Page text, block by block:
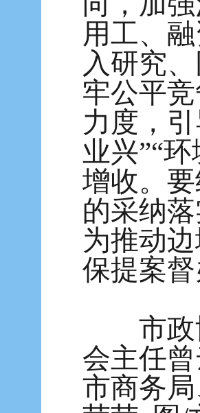
用工、
入研究
牢公平
力度，
业兴”“
增收。
的采纳
为推动
保提案
市政协
会主任
市商务